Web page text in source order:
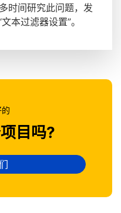
时间研究此问题，发
本过滤器设置”。
目吗?